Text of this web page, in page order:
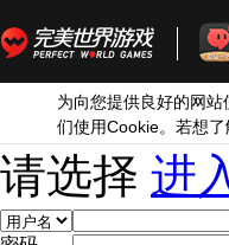
为向您提供良好的网
们使用Cookie。若想
请选择 进